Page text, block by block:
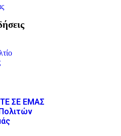
ΣΕ ΕΜΑΣ